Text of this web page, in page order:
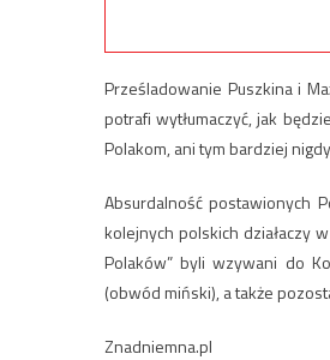
Prześladowanie Puszkina i
potrafi wytłumaczyć, jak
Polakom, ani tym bardziej
Absurdalność postawionych
kolejnych polskich działaczy
Polaków” byli wzywani do
(obwód miński), a także
Znadniemna.pl